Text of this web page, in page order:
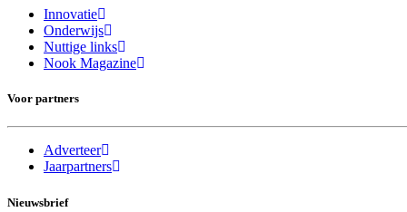
Innovatie
Onderwijs
Nuttige links
Nook Magazine
Voor partners
Adverteer
Jaarpartners
Nieuwsbrief